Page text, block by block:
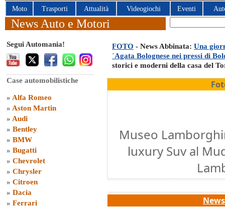
Moto Trasporti Attualità Videogiochi Eventi
News Auto e Motori
Segui Automania!
Case automobilistiche
» Alfa Romeo
» Aston Martin
» Audi
» Bentley
» BMW
» Bugatti
» Chevrolet
» Chrysler
» Citroen
» Dacia
» Ferrari
FOTO - News Abbinata: Una
´Agata Bolognese nei pressi di
storici e moderni della casa del
Museo
luxury Suv al